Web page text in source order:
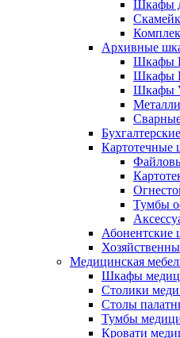
Шкафы
Архивные
Шкафы
Шкафы
Картотечные
Тумбы
Абонентские
Медицинская
Шкафы
Столики
Столы
Тумбы
Кровати